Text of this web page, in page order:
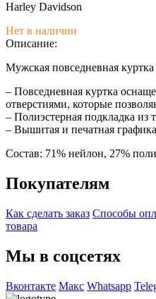
Harley Davidson
Нет в наличии
Описание:
Мужская повседневная
– Повседневная куртка
отверстиями, которые
– Полиэстерная подкладка из
– Вышитая и печатная
Состав: 71% нейлон, 27%
Покупателям
Как сделать заказ Способы
товара
Мы в соцсетях
Вконтакте Макс Whatsapp